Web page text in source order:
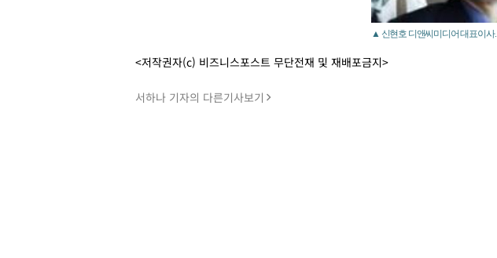
▲ 신현호 디앤씨미디어 대표이사.
<저작권자(c) 비즈니스포스트 무단전재 및 재배포금지>
서하나 기자의 다른기사보기